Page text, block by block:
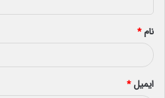
*
نام*
ایمیل*